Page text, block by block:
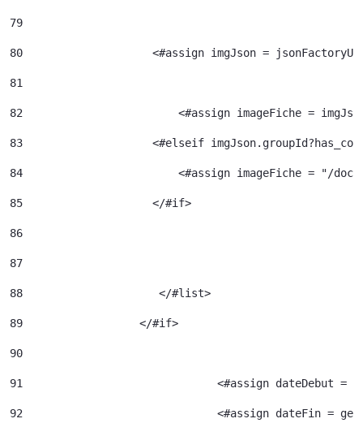
79
80
<#assign imgJson =
81
82
<#assign imageFiche =
83
<#elseif
84
<#assign
85
                    </#if>
86
87
88
		       </#list>
89
		    </#if>
90
91
<#assign dateDebut
92
<#assign dateFin =